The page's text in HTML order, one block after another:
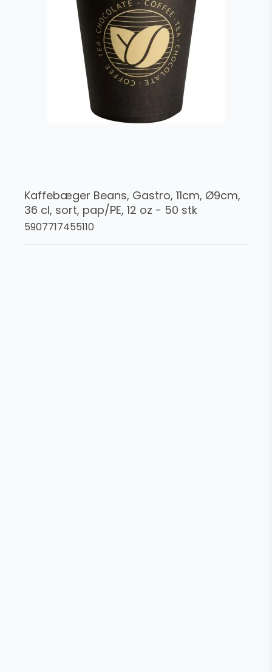
Kaffebæger Beans, Gastro, 11cm, Ø9cm,
36 cl, sort, pap/PE, 12 oz - 50 stk
5907717455110